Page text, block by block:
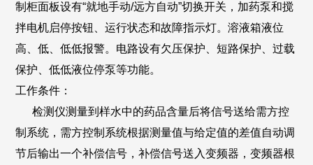
制柜面板设有“就地手动/远方自动”切换开关，加药泵和搅
拌电机启停按钮、运行状态和故障指示灯。溶液箱液位
高、低、低低报警。电路设有欠压保护、短路保护、过载
保护、低低液位停泵等功能。
工作条件：
检测仪测量到样水中的药品含量后将信号送给需方控
制系统，需方控制系统根据测量值与给定值的差值自动调
节后输出一个补偿信号，补偿信号送入变频器，变频器根